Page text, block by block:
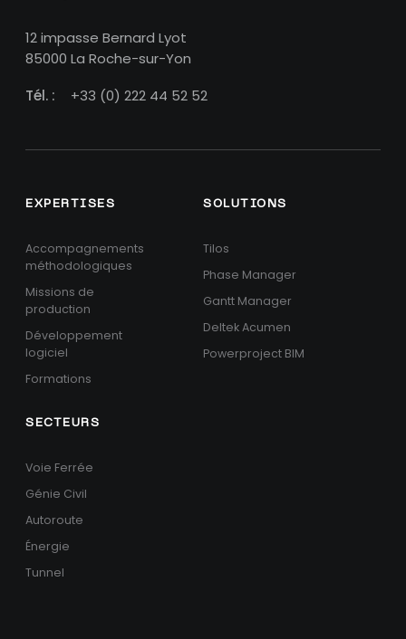
12 impasse Bernard Lyot
85000 La Roche-sur-Yon
Tél. :
+33 (0) 222 44 52 52
EXPERTISES
Accompagnements
méthodologiques
Missions de
production
Développement
logiciel
Formations
SOLUTIONS
Tilos
Phase Manager
Gantt Manager
Deltek Acumen
Powerproject BIM
SECTEURS
Voie Ferrée
Génie Civil
Autoroute
Énergie
Tunnel